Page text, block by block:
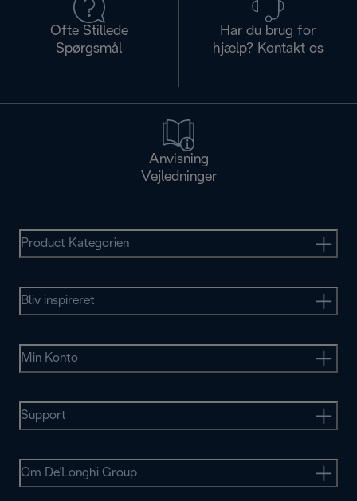
Ofte Stillede
Spørgsmål
Har du brug for
hjælp? Kontakt os
Anvisning
Vejledninger
Product Kategorien
Bliv inspireret
Min Konto
Support
Om De'Longhi Group